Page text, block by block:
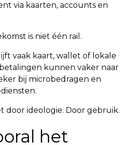
via kaarten, accounts en
is niet één rail.
vaak kaart, wallet of lokale
kunnen vaker naar
bij microbedragen en
door ideologie. Door gebruik.
het